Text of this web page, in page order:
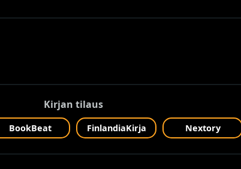
Kirjan tilaus
BookBeat FinlandiaKirja Nextory